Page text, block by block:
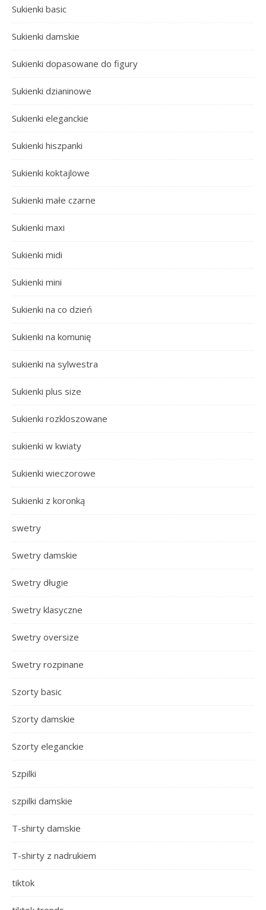
Sukienki basic
Sukienki damskie
Sukienki dopasowane do figury
Sukienki dzianinowe
Sukienki eleganckie
Sukienki hiszpanki
Sukienki koktajlowe
Sukienki małe czarne
Sukienki maxi
Sukienki midi
Sukienki mini
Sukienki na co dzień
Sukienki na komunię
sukienki na sylwestra
Sukienki plus size
Sukienki rozkloszowane
sukienki w kwiaty
Sukienki wieczorowe
Sukienki z koronką
swetry
Swetry damskie
Swetry długie
Swetry klasyczne
Swetry oversize
Swetry rozpinane
Szorty basic
Szorty damskie
Szorty eleganckie
Szpilki
szpilki damskie
T-shirty damskie
T-shirty z nadrukiem
tiktok